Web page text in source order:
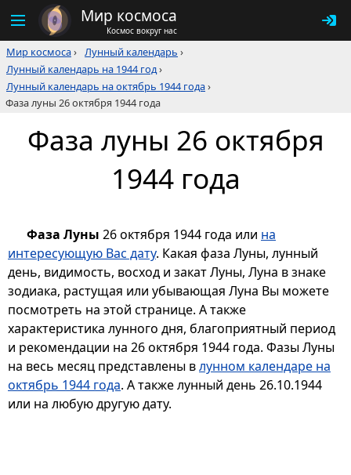
Мир космоса
Космос вокруг нас
Мир космоса› Лунный календарь ›
Лунный календарь на 1944 год›
Лунный календарь на октябрь 1944 года›
Фаза луны 26 октября 1944 года
Фаза луны 26 октября
1944 года
Фаза Луны 26 октября 1944 года или на
интересующую Вас дату. Какая фаза Луны, лунный
день, видимость, восход и закат Луны, Луна в знаке
зодиака, растущая или убывающая Луна Вы можете
посмотреть на этой странице. А также
характеристика лунного дня, благоприятный период
и рекомендации на 26 октября 1944 года. Фазы Луны
на весь месяц представлены влунном календаре на
октябрь 1944 года. А также лунный день 26.10.1944
или на любую другую дату.